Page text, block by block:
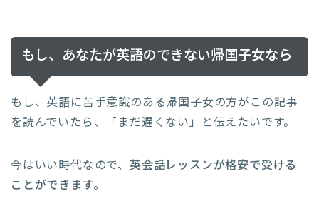
もし、あなたが英語のできない帰国子女なら
もし、英語に苦手意識のある帰国子女の方がこの記事
を読んでいたら、「まだ遅くない」と伝えたいです。
今はいい時代なので、 英会話レッスンが格安で受ける
ことができます。